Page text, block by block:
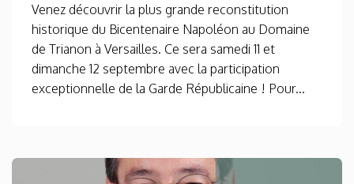
Venez découvrir la plus grande reconstitution
historique du Bicentenaire Napoléon au Domaine
de Trianon à Versailles. Ce sera samedi 11 et
dimanche 12 septembre avec la participation
exceptionnelle de la Garde Républicaine ! Pour...